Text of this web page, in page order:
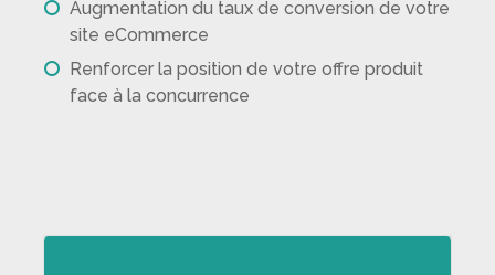
Augmentation du taux de conversion de votre
site eCommerce
Renforcer la position de votre offre produit
face à la concurrence